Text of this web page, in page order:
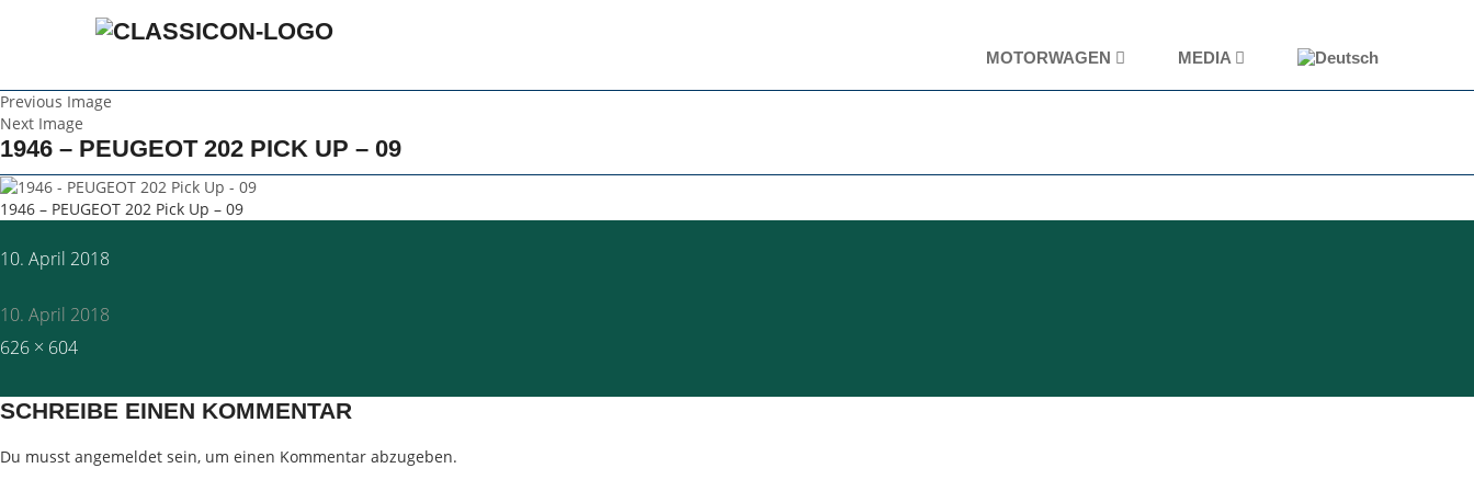
MOTORWAGEN MEDIA
Previous Image
Next Image
1946 – PEUGEOT 202 PICK UP – 09
1946 – PEUGEOT 202 Pick Up – 09
Posted
10. April 2018
10. April 2018
Full
626 × 604
SCHREIBE EINEN KOMMENTAR
Du musst angemeldet sein, um einen Kommentar abzugeben.